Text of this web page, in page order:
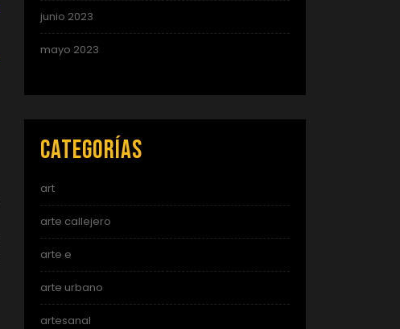
junio 2023
mayo 2023
Categorías
art
arte callejero
arte e
arte urbano
artesanal